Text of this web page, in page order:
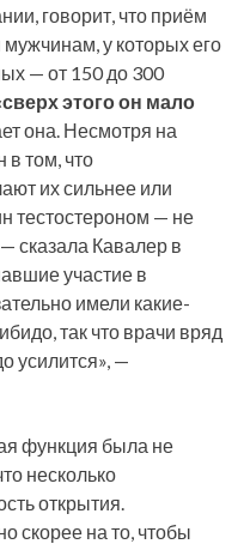
говорит, что приём
у которых его
— от 150 до 300
сверх этого он мало
она. Несмотря на
в том, что
их сильнее или
тестостероном — не
сказала Кавалер в
участие в
имели какие-
так что врачи вряд
усилится», —
функция была не
несколько
открытия.
скорее на то, чтобы